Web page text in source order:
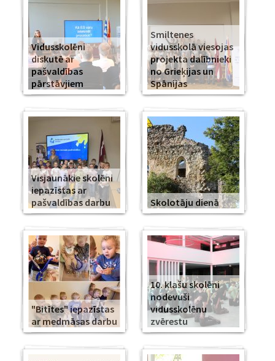
Vidusskolēni
diskutē ar
pašvaldības
pārstāvjiem
Smiltenes
vidusskolā viesojas
projekta dalībnieki
no Grieķijas un
Spānijas
Visjaunākie skolēni
iepazīstas ar
pašvaldības darbu
Skolotāju dienā
"Bitītes" iepazīstas
ar medmāsas darbu
10. klašu skolēni
nodevuši
vidusskolēnu
zvērestu